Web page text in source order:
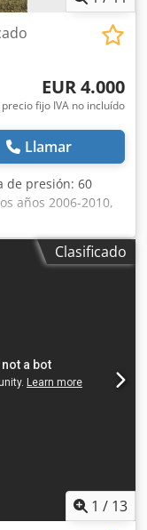
EUR 4.000
precio fijo IVA no incluído
Llamar
de presión: 60
años 2006-2010,
2019, cuesta
x 80 x 110 cm.
x 2200 (altura).
kg. Peso de la
Motor: 7,5 kW.
Clasificado
1 / 13